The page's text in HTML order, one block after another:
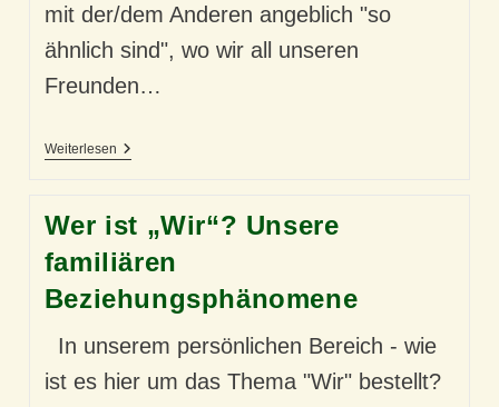
mit der/dem Anderen angeblich "so
ähnlich sind", wo wir all unseren
Freunden…
WeiterlesenVerliebt
Wer ist „Wir“? Unsere
familiären
Beziehungsphänomene
In unserem persönlichen Bereich - wie
ist es hier um das Thema "Wir" bestellt?